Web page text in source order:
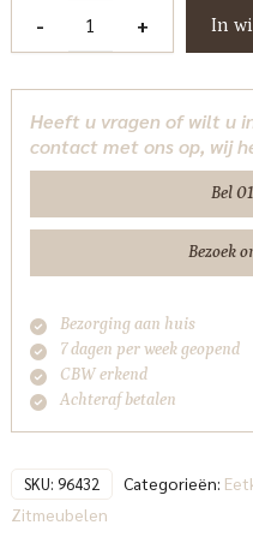
-
beige
Serene
Eleonora
+ In
Heeft u vragen of wilt u
contact met ons op, wij
Bel
Bezoek
Bezorging aan huis
7 dagen per week geopend
CBW erkend
Achteraf betalen
SKU: 96432 Categorieën:
Zitmeubelen